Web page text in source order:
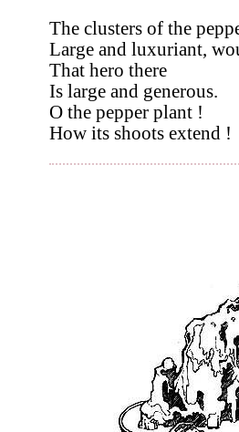
The clusters of the
Large and luxuriant,
That hero there
Is large and generous.
O the pepper plant !
How its shoots extend !